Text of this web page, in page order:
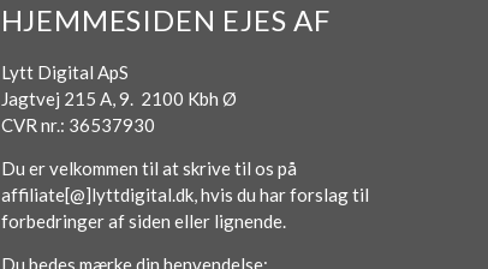
HJEMMESIDEN EJES AF
Lytt Digital ApS
Jagtvej 215 A, 9. 2100 Kbh Ø
CVR nr.: 36537930
Du er velkommen til at skrive til os på
affiliate[@]lyttdigital.dk, hvis du har forslag til
forbedringer af siden eller lignende.